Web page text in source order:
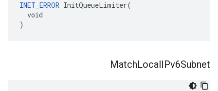
INET_ERROR InitQueueLimiter(
  void
)
MatchLocalIPv6Subnet